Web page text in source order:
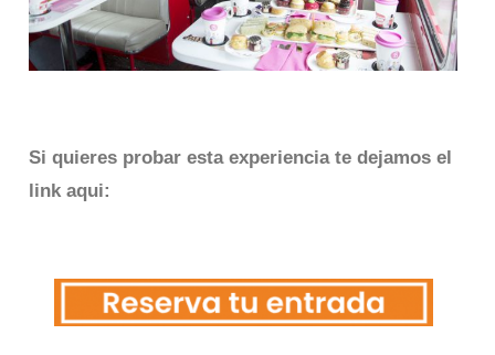
Si quieres probar esta experiencia te dejamos el
link aqui: